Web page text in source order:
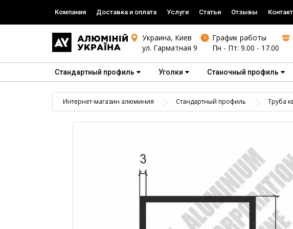
Компания Доставка и оплата Услуги Статьи Отзывы
Украина, Киев
ул. Гарматная 9
График работы
Пн - Пт: 9.00 - 17.00
Стандартный профиль Уголки Станочный профиль
Интернет-магазин алюминия Стандартный профиль Труба